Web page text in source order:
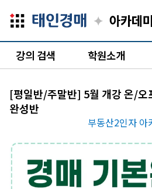
✦
강의 검색 학원소개
[평일반/주말반] 5월 개강 온/오
완성반
부동산2인자 아